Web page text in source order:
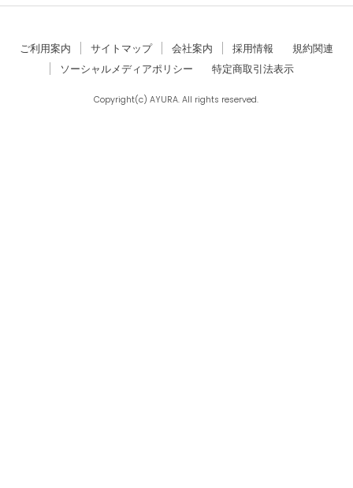
ご利用案内 サイトマップ 会社案内 採用情報
規約関連
ソーシャルメディアポリシー
特定商取引法表示
Copyright(c) AYURA. All rights reserved.